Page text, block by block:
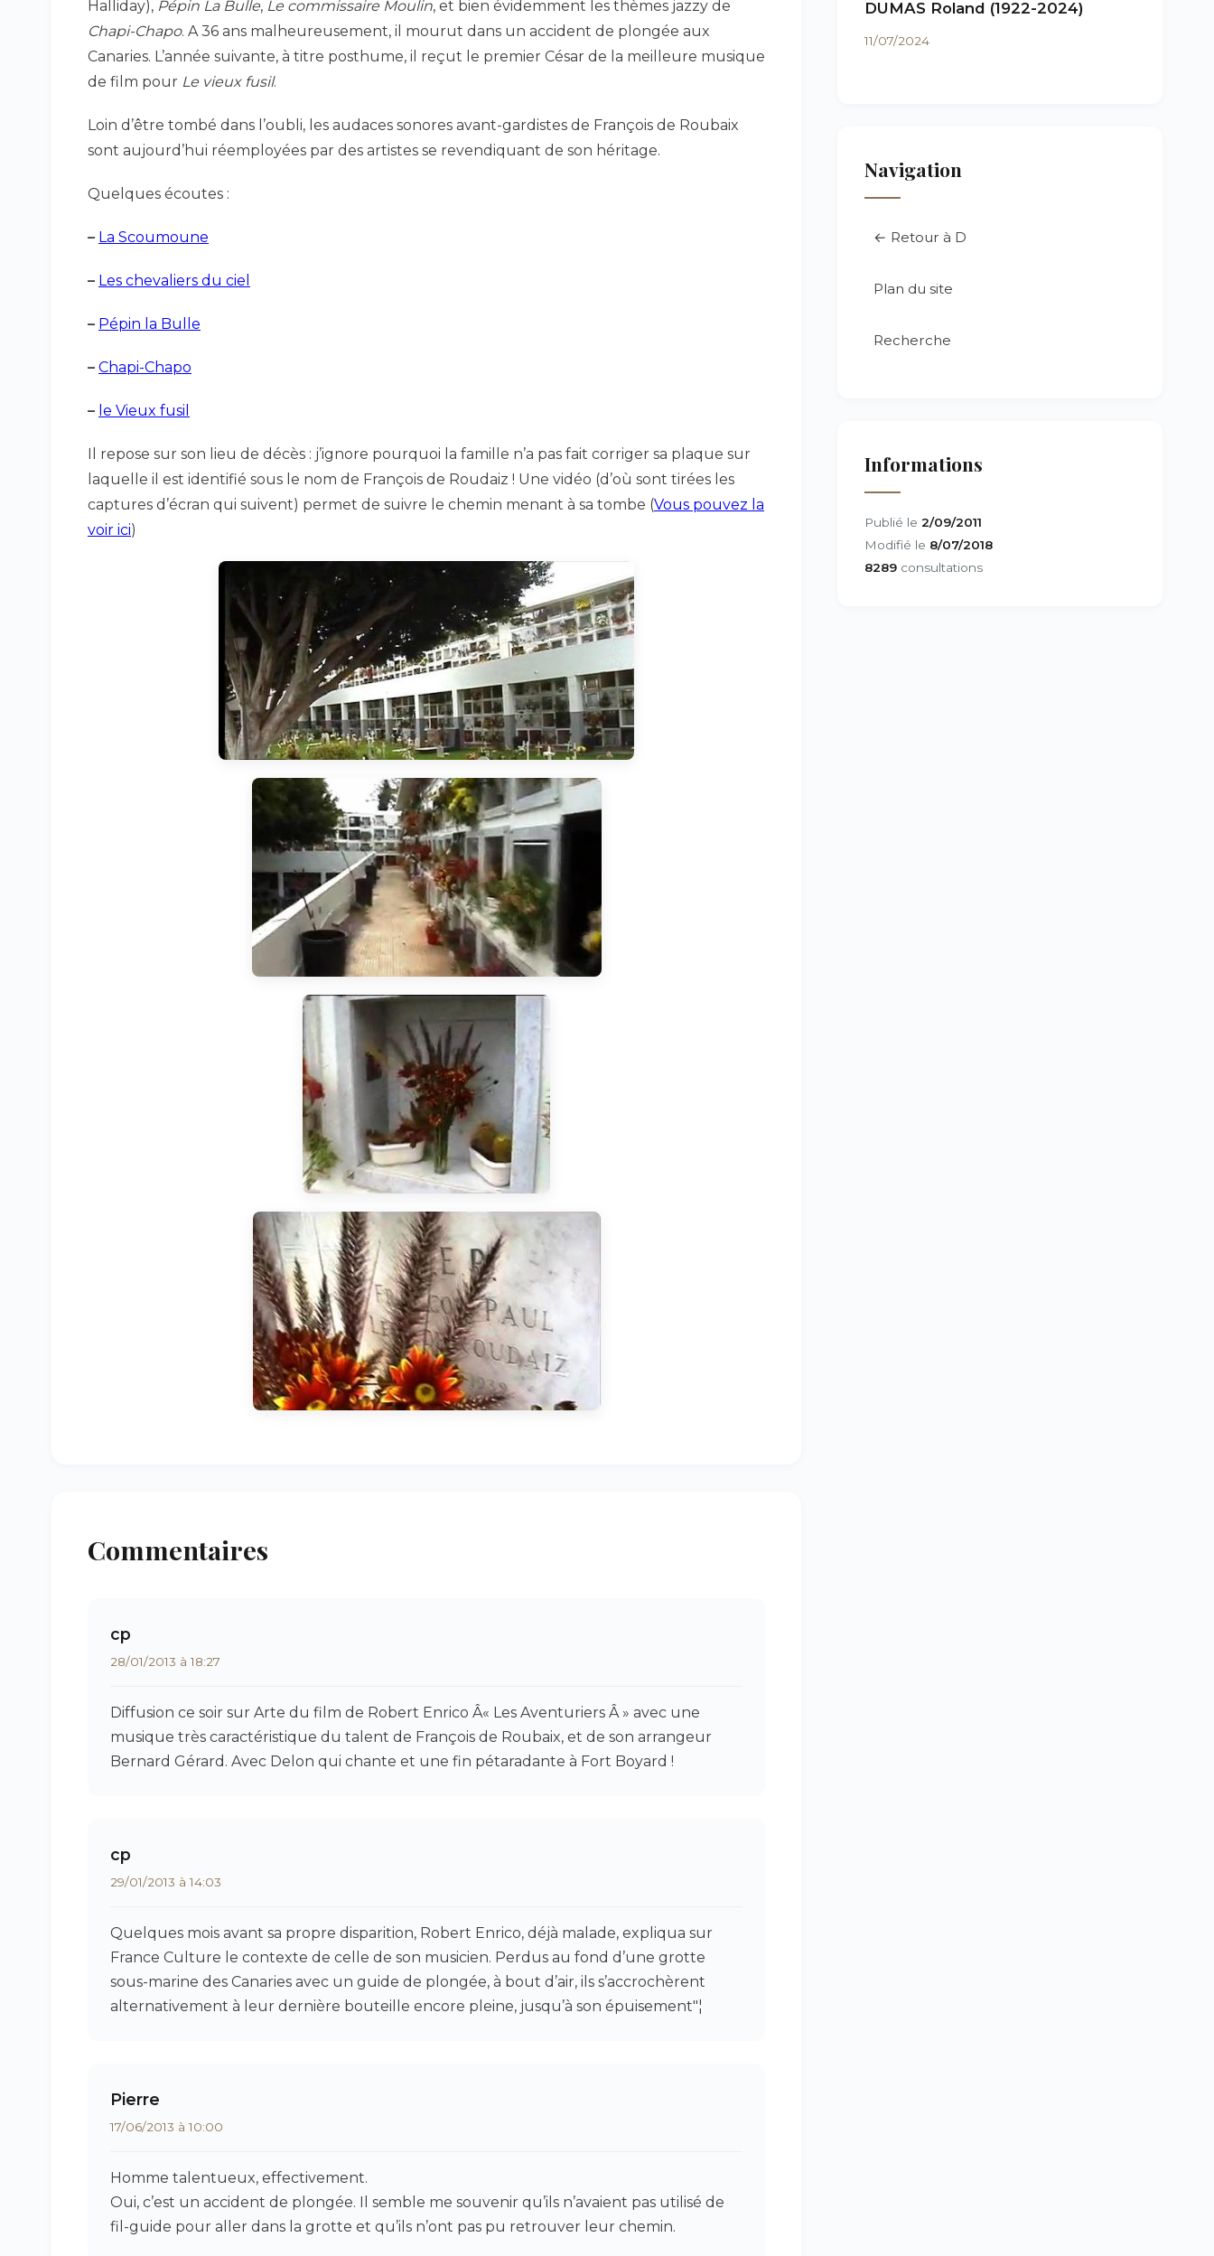
Halliday), Pépin La Bulle, Le commissaire Moulin, et bien évidemment les thèmes jazzy de
Chapi-Chapo. A 36 ans malheureusement, il mourut dans un accident de plongée aux
Canaries. L’année suivante, à titre posthume, il reçut le premier César de la meilleure musique
de film pour Le vieux fusil.
Loin d’être tombé dans l’oubli, les audaces sonores avant-gardistes de François de Roubaix
sont aujourd’hui réemployées par des artistes se revendiquant de son héritage.
Quelques écoutes :
– La Scoumoune
– Les chevaliers du ciel
– Pépin la Bulle
– Chapi-Chapo
– le Vieux fusil
Il repose sur son lieu de décès : j’ignore pourquoi la famille n’a pas fait corriger sa plaque sur
laquelle il est identifié sous le nom de François de Roudaiz ! Une vidéo (d’où sont tirées les
captures d’écran qui suivent) permet de suivre le chemin menant à sa tombe (Vous pouvez la
voir ici)
Commentaires
cp
28/01/2013 à 18:27
Diffusion ce soir sur Arte du film de Robert Enrico Â« Les Aventuriers Â » avec une
musique très caractéristique du talent de François de Roubaix, et de son arrangeur
Bernard Gérard. Avec Delon qui chante et une fin pétaradante à Fort Boyard !
cp
29/01/2013 à 14:03
Quelques mois avant sa propre disparition, Robert Enrico, déjà malade, expliqua sur
France Culture le contexte de celle de son musicien. Perdus au fond d’une grotte
sous-marine des Canaries avec un guide de plongée, à bout d’air, ils s’accrochèrent
alternativement à leur dernière bouteille encore pleine, jusqu’à son épuisement"¦
Pierre
17/06/2013 à 10:00
Homme talentueux, effectivement.
Oui, c’est un accident de plongée. Il semble me souvenir qu’ils n’avaient pas utilisé de
fil-guide pour aller dans la grotte et qu’ils n’ont pas pu retrouver leur chemin.
DUMAS Roland (1922-2024)
11/07/2024
Navigation
← Retour à D
Plan du site
Recherche
Informations
Publié le 2/09/2011
Modifié le 8/07/2018
8289 consultations